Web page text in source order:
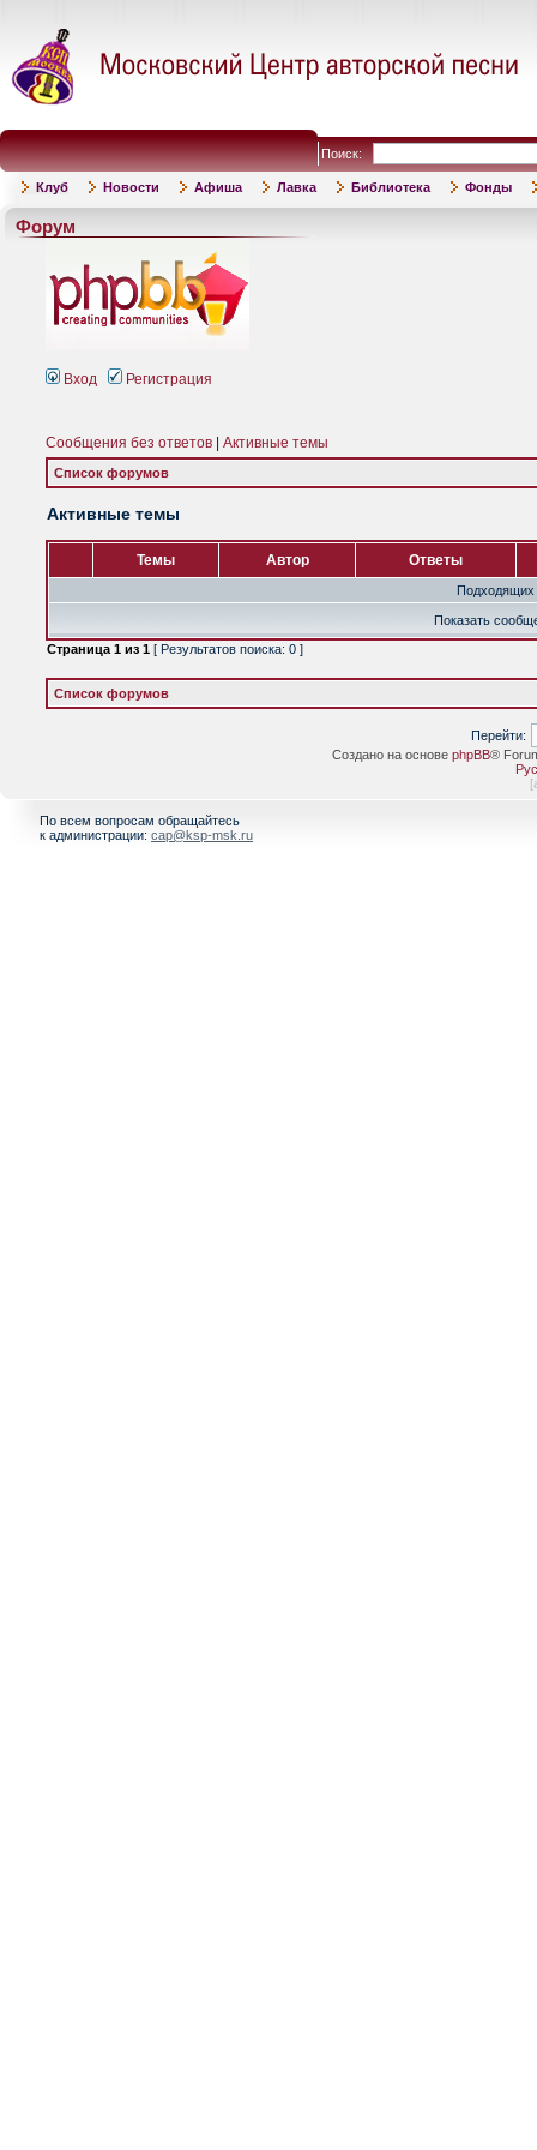
Поиск:
Клуб Новости Афиша Лавка Библиотека Фонды
Форум
Вход Регистрация
Сообщения без ответов Активные темы
Список форумов
Активные темы
Темы Автор Ответы
Подходящих
Показать
Страница 1 из 1 [ Результатов поиска: 0 ]
Список форумов
Перейти:
Создано на основе phpBB®
[
По всем вопросам обращайтесь
к администрации: cap@ksp-msk.ru